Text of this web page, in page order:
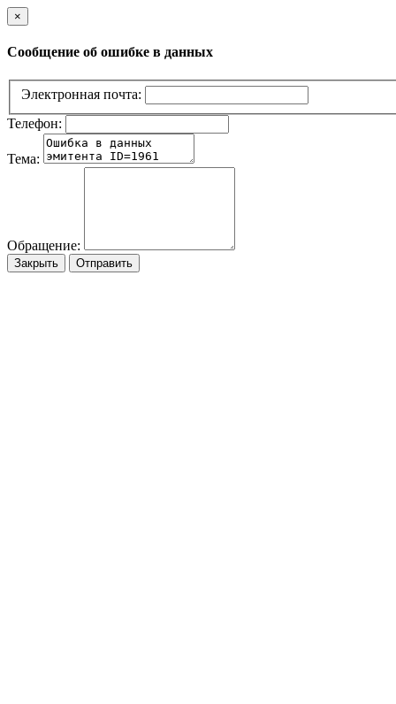
×
Сообщение об ошибке в данных
Электронная почта:
Телефон:
Тема:
Обращение:
Закрыть Отправить